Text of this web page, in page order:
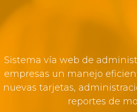
Sistema vía web de
empresas un manejo
nuevas tarjetas,
reportes de